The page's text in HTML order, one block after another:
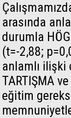
arasında
durumla
(t=-2,88;
anlamlı
TARTIŞMA
eğitim